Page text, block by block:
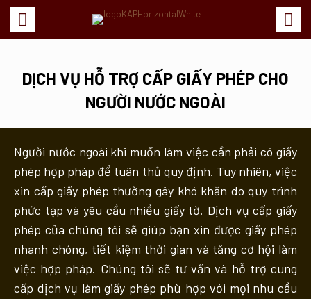
DỊCH VỤ HỖ TRỢ CẤP GIẤY PHÉP CHO
NGƯỜI NƯỚC NGOÀI
Người nước ngoài khi muốn làm việc cần phải có giấy
phép hợp pháp để tuân thủ quy định. Tuy nhiên, việc
xin cấp giấy phép thường gây khó khăn do quy trình
phức tạp và yêu cầu nhiều giấy tờ. Dịch vụ cấp giấy
phép của chúng tôi sẽ giúp bạn xin được giấy phép
nhanh chóng, tiết kiệm thời gian và tăng cơ hội làm
việc hợp pháp. Chúng tôi sẽ tư vấn và hỗ trợ cung
cấp dịch vụ làm giấy phép phù hợp với mọi nhu cầu